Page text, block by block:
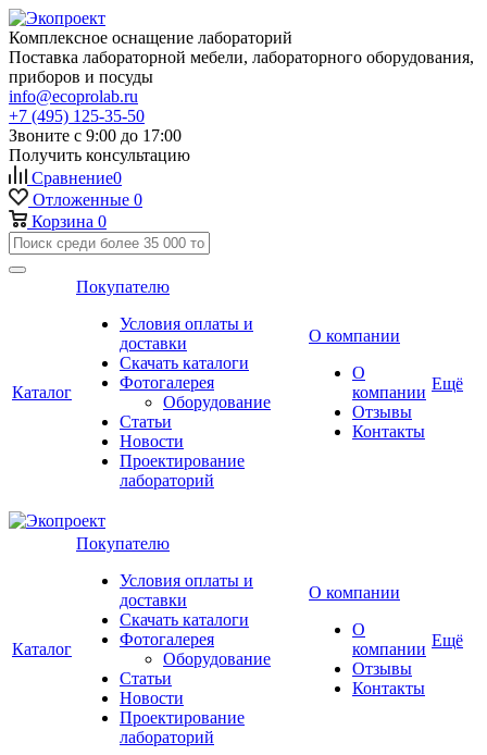
Комплексное оснащение лабораторий
Поставка лабораторной мебели, лабораторного оборудования,
приборов и посуды
info@ecoprolab.ru
+7 (495) 125-35-50
Звоните с 9:00 до 17:00
Получить консультацию
Сравнение0
Отложенные 0
Корзина 0
Каталог
Покупателю
Условия оплаты и
доставки
Скачать каталоги
Фотогалерея
Оборудование
Статьи
Новости
Проектирование
лабораторий
О компании
О
компании
Отзывы
Контакты
Ещё
Каталог
Покупателю
Условия оплаты и
доставки
Скачать каталоги
Фотогалерея
Оборудование
Статьи
Новости
Проектирование
лабораторий
О компании
О
компании
Отзывы
Контакты
Ещё